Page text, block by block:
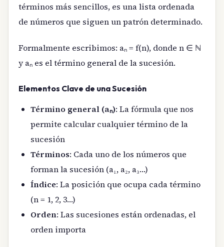
términos más sencillos, es una lista ordenada
de números que siguen un patrón determinado.
Formalmente escribimos: aₙ = f(n), donde n ∈ ℕ
y aₙ es el término general de la sucesión.
Elementos Clave de una Sucesión
Término general (aₙ): La fórmula que nos
permite calcular cualquier término de la
sucesión
Términos: Cada uno de los números que
forman la sucesión (a₁, a₂, a₃…)
Índice: La posición que ocupa cada término
(n = 1, 2, 3…)
Orden: Las sucesiones están ordenadas, el
orden importa